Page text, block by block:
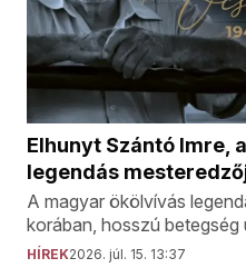
Elhunyt Szántó Imre,
legendás
A magyar ökölvívás
korában, hosszú betegség
HÍREK2026. júl. 15. 13:37